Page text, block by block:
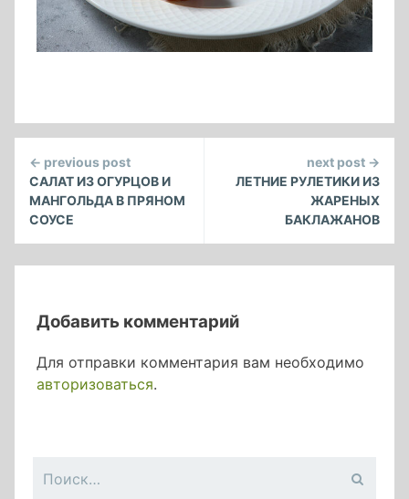
Continue
Reading
← previous post
САЛАТ ИЗ ОГУРЦОВ И
МАНГОЛЬДА В ПРЯНОМ
СОУСЕ
next post →
ЛЕТНИЕ РУЛЕТИКИ ИЗ
ЖАРЕНЫХ
БАКЛАЖАНОВ
Добавить комментарий
Для отправки комментария вам необходимо
авторизоваться.